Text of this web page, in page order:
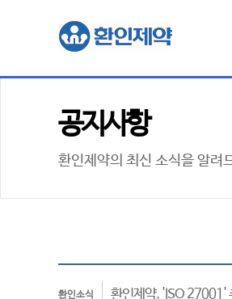
공지사항
환인제약의 최신 소식을 알려
환인소식 환인제약, 'ISO 27001'